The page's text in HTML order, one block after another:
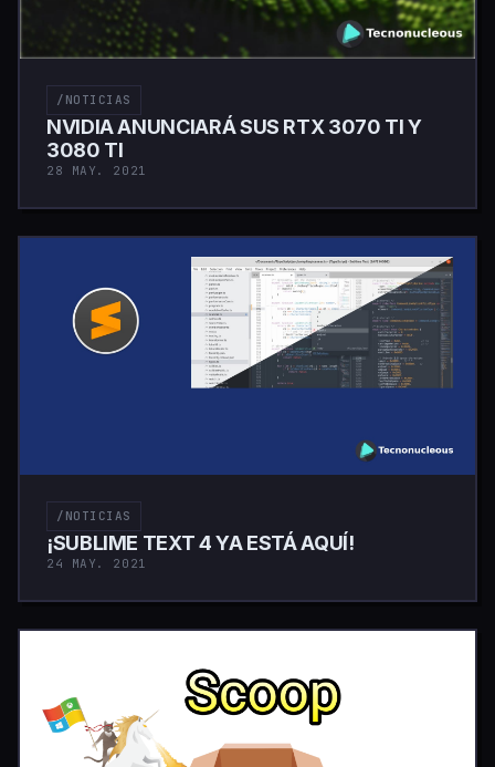
/NOTICIAS
NVIDIA ANUNCIARÁ SUS RTX 3070 TI Y
3080 TI
28 MAY. 2021
/NOTICIAS
¡SUBLIME TEXT 4 YA ESTÁ AQUÍ!
24 MAY. 2021